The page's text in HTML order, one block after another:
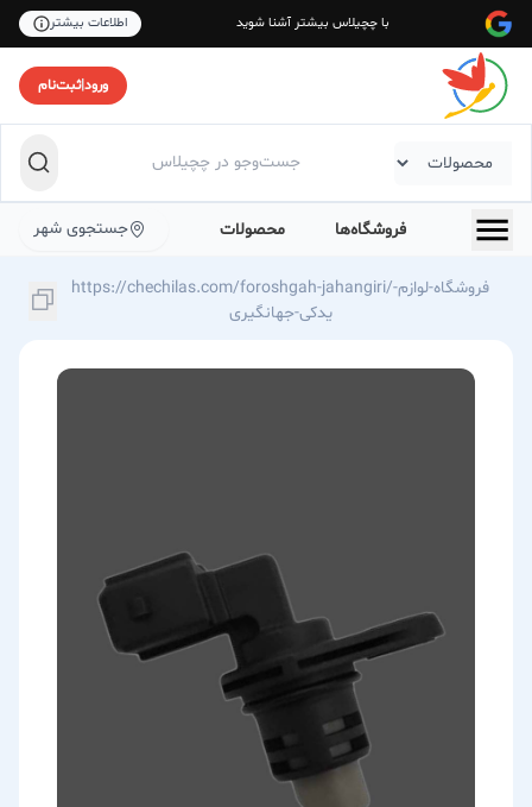
با چچیلاس بیشتر آشنا شوید اطلاعات بیشتر
ورود|ثبت‌نام
فروشگاه‌ها محصولات جستجوی شهر
https://chechilas.com/foroshgah-jahangiri/فروشگاه-لوازم-
یدکی-جهانگیری